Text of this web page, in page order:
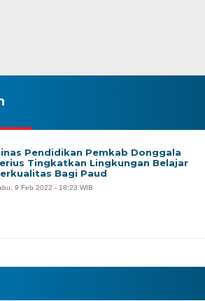
Pendidikan Pemkab Donggala
Tingkatkan Lingkungan Belajar
Bagi Paud
9 Feb 2022 - 18:23 WIB